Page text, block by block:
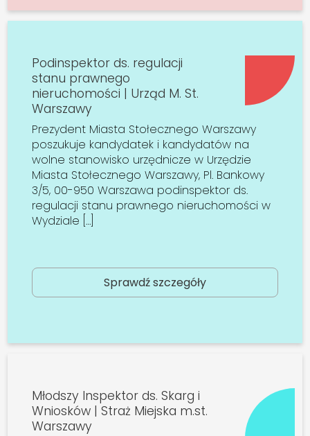
Podinspektor ds. regulacji
stanu prawnego
nieruchomości | Urząd M. St.
Warszawy
Prezydent Miasta Stołecznego Warszawy
poszukuje kandydatek i kandydatów na
wolne stanowisko urzędnicze w Urzędzie
Miasta Stołecznego Warszawy, Pl. Bankowy
3/5, 00-950 Warszawa podinspektor ds.
regulacji stanu prawnego nieruchomości w
Wydziale […]
Sprawdź szczegóły
Młodszy Inspektor ds. Skarg i
Wniosków | Straż Miejska m.st.
Warszawy